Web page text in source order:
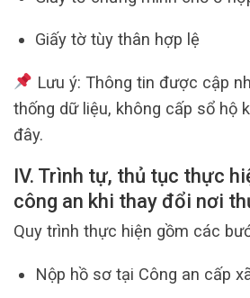
Giấy tờ tùy thân hợp lệ
Lưu ý: Thông tin được cập
thống dữ liệu, không cấp sổ hộ
đây.
IV. Trình tự, thủ tục thực
công an khi thay đổi nơi
Quy trình thực hiện gồm các
Nộp hồ sơ tại Công an cấp